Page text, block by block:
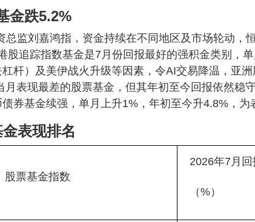
金跌5.2%
总监刘嘉鸿指，资金持续在不同地区及市场轮动，
股追踪指数基金是7月份回报最好的强积金类别，
杠杆）及美伊战火升级等因素，令AI交易降温，亚
月表现最差的股票基金，但其年初至今回报依然稳
券基金续强，单月上升1%，年初至今升4.8%，为
表现排名
股票基金指数
2026年7月回
（%）